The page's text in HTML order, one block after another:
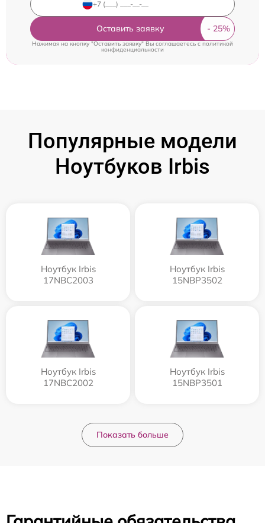
Оставить заявку
Нажимая на кнопку "Оставить заявку" Вы соглашаетесь cполитикой
конфиденциальности
Популярные модели
Ноутбуков Irbis
Ноутбук Irbis
17NBC2003
Ноутбук Irbis
15NBP3502
Ноутбук Irbis
17NBC2002
Ноутбук Irbis
15NBP3501
Показать больше